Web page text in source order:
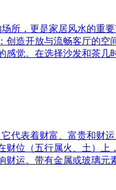
所，更是家居风水的重
造开放与流畅客厅的
感觉。在选择沙发和茶几
表着财富、富贵和财
位（五行属火、土）
运。带有金属或玻璃元